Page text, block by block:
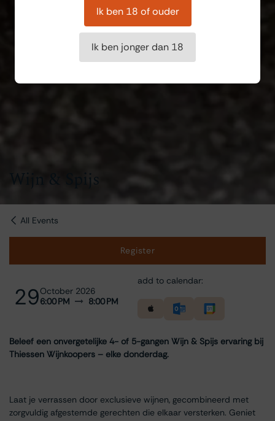
Wijn & Spijs
All Events
Register
29October 2026
6:00 PM
8:00 PM
add to calendar:
Beleef een onvergetelijke 4- of 5-gangen Wijn & Spijs ervaring bij
Thiessen Wijnkoopers – elke donderdag.
Laat je verrassen door exclusieve wijnen, gecombineerd met
zorgvuldig afgestemde gerechten die elkaar versterken. Geniet
Ik ben 18 of ouder
Ik ben jonger dan 18